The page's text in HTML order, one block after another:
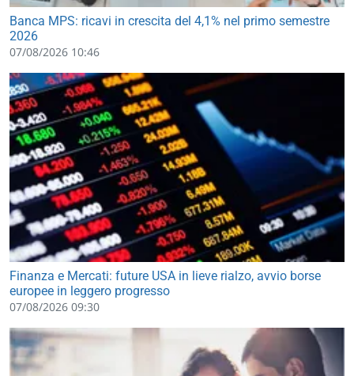
Banca MPS: ricavi in crescita del 4,1% nel primo semestre
2026
07/08/2026 10:46
Finanza e Mercati: future USA in lieve rialzo, avvio borse
europee in leggero progresso
07/08/2026 09:30